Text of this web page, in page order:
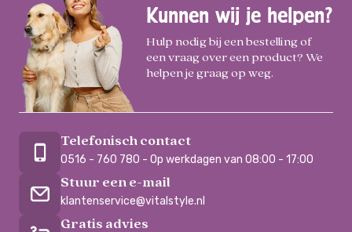
Kunnen wij je helpen?
Hulp nodig bij een bestelling of
een vraag over een product? We
helpen je graag op weg.
Telefonisch contact
0516 - 760 780 - Op werkdagen van 08:00 - 17:00
Stuur een e-mail
klantenservice@vitalstyle.nl
Gratis advies